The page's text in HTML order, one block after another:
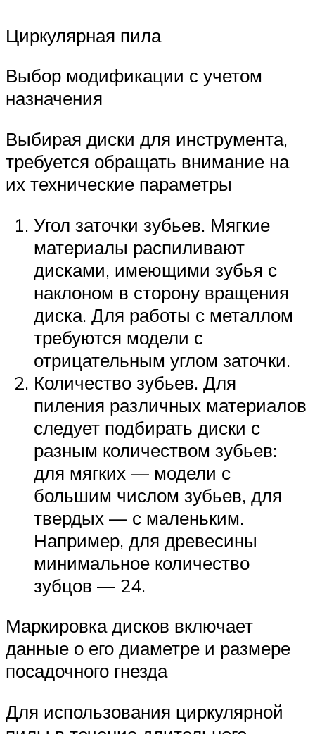
Циркулярная пила
Выбор модификации с учетом
назначения
Выбирая диски для инструмента,
требуется обращать внимание на
их технические параметры
Угол заточки зубьев. Мягкие
материалы распиливают
дисками, имеющими зубья с
наклоном в сторону вращения
диска. Для работы с металлом
требуются модели с
отрицательным углом заточки.
Количество зубьев. Для
пиления различных материалов
следует подбирать диски с
разным количеством зубьев:
для мягких — модели с
большим числом зубьев, для
твердых — с маленьким.
Например, для древесины
минимальное количество
зубцов — 24.
Маркировка дисков включает
данные о его диаметре и размере
посадочного гнезда
Для использования циркулярной